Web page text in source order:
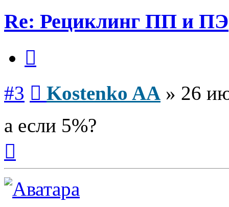
Re: Рециклинг ПП и ПЭ
#3 Kostenko AA » 26
а если 5%?
началу